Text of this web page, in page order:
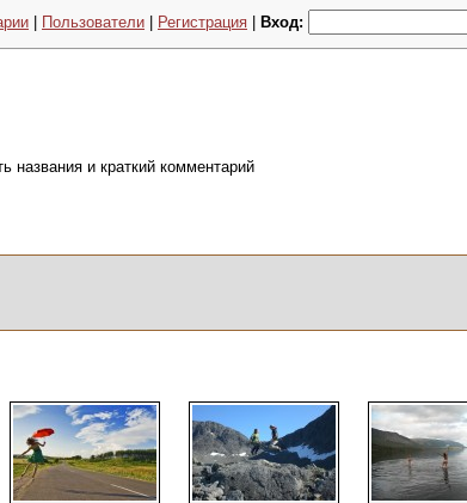
Пользователи Регистрация Вход:
названия и краткий комментарий